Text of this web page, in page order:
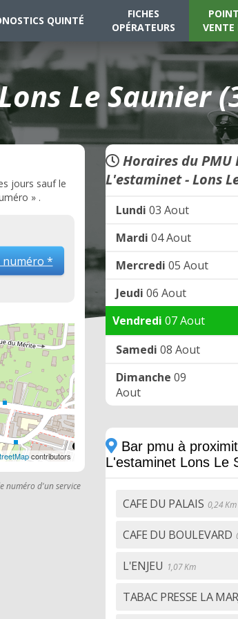
QUINTÉ
FICHES
OPÉRATEURS
VENTE
Le Saunier
jours sauf le
» .
numéro *
contributors
numéro d'un service
Horaires du PMU
L'estaminet - Lons
Lundi 03 Aout
Mardi 04 Aout
Mercredi 05 Aout
Jeudi 06 Aout
Vendredi 07 Aout
Samedi 08 Aout
Dimanche 09
Aout
Bar pmu à
L'estaminet Lons Le
CAFE DU PALAIS 0,24 Km
CAFE DU BOULEVARD
L'ENJEU 1,07 Km
TABAC PRESSE LA